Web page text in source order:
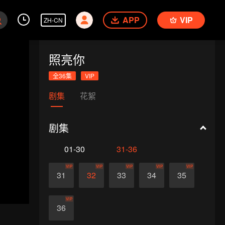
ZH-CN APP VIP
照亮你
全36集 VIP
剧集 花絮
剧集
01-30 31-36
31
VIP
32
VIP
33
VIP
34
VIP
35
VIP
36
VIP